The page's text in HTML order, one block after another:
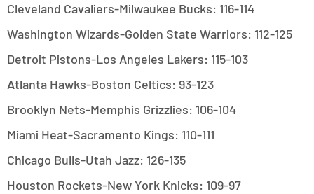
Cleveland Cavaliers-Milwaukee Bucks: 116-114
Washington Wizards-Golden State Warriors: 112-125
Detroit Pistons-Los Angeles Lakers: 115-103
Atlanta Hawks-Boston Celtics: 93-123
Brooklyn Nets-Memphis Grizzlies: 106-104
Miami Heat-Sacramento Kings: 110-111
Chicago Bulls-Utah Jazz: 126-135
Houston Rockets-New York Knicks: 109-97